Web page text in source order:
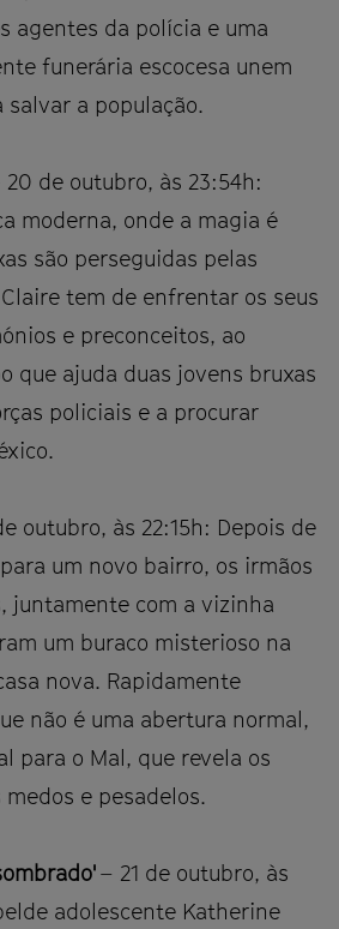
agentes da polícia e uma
funerária escocesa unem
salvar a população.
20 de outubro, às 23:54h:
moderna, onde a magia é
são perseguidas pelas
tem de enfrentar os seus
e preconceitos, ao
que ajuda duas jovens bruxas
policiais e a procurar
outubro, às 22:15h: Depois de
um novo bairro, os irmãos
juntamente com a vizinha
um buraco misterioso na
nova. Rapidamente
não é uma abertura normal,
para o Mal, que revela os
medos e pesadelos.
– 21 de outubro, às
adolescente Katherine